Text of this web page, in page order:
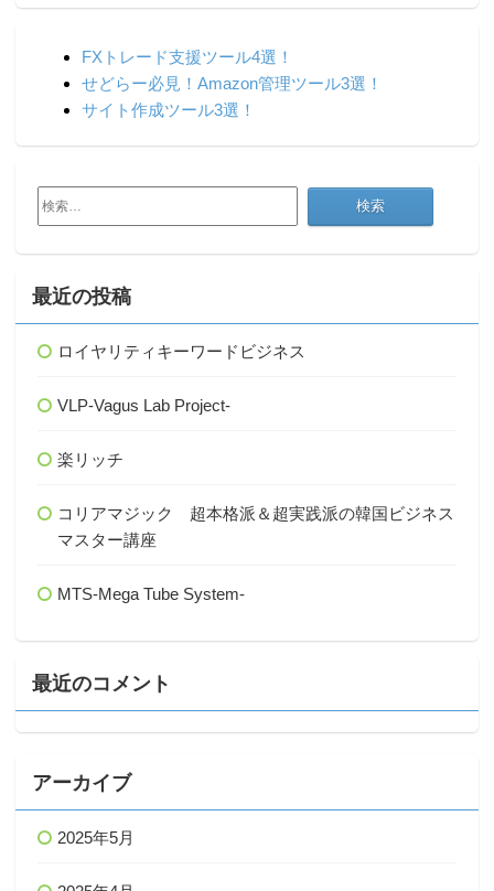
FXトレード支援ツール4選！
せどらー必見！Amazon管理ツール3選！
サイト作成ツール3選！
検
索:
最近の投稿
ロイヤリティキーワードビジネス
VLP-Vagus Lab Project-
楽リッチ
コリアマジック 超本格派＆超実践派の韓国ビジネス
マスター講座
MTS-Mega Tube System-
最近のコメント
アーカイブ
2025年5月